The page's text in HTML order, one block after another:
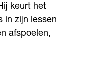
keurt het
in zijn lessen
afspoelen,